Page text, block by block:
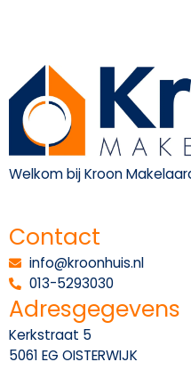
Welkom bij Kroon
Contact
info@kroonhuis.nl
013-5293030
Adresgegevens
Kerkstraat 5
5061 EG OISTERWIJK